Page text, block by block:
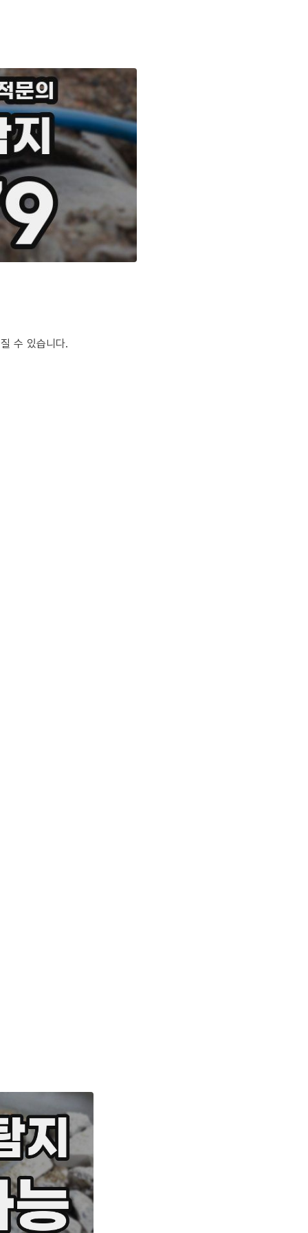
수 있습니다.